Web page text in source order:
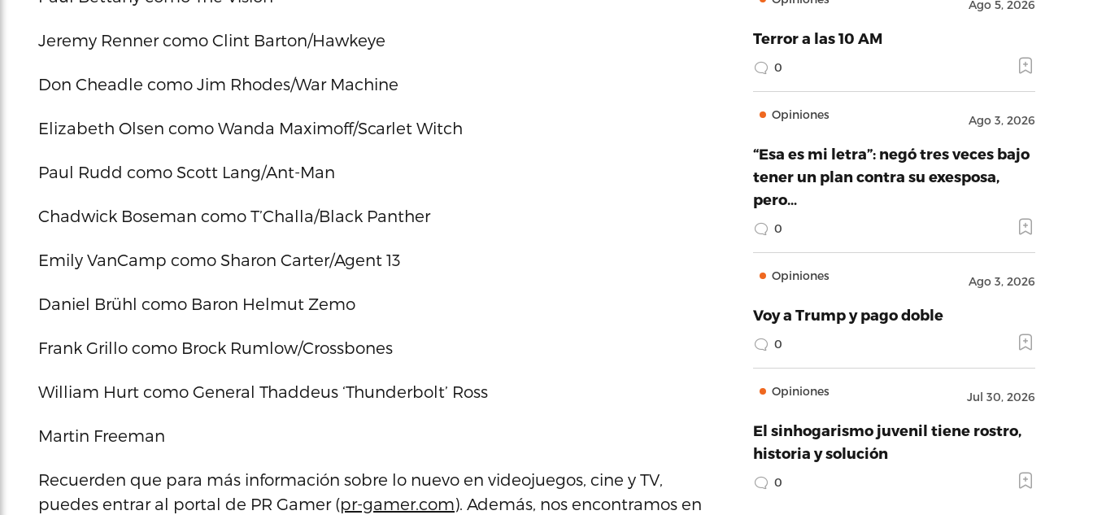
Jeremy Renner como Clint Barton/Hawkeye
Don Cheadle como Jim Rhodes/War Machine
Elizabeth Olsen como Wanda Maximoff/Scarlet Witch
Paul Rudd como Scott Lang/Ant-Man
Chadwick Boseman como T’Challa/Black Panther
Emily VanCamp como Sharon Carter/Agent 13
Daniel Brühl como Baron Helmut Zemo
Frank Grillo como Brock Rumlow/Crossbones
William Hurt como General Thaddeus ‘Thunderbolt’ Ross
Martin Freeman
Recuerden que para más información sobre lo nuevo en videojuegos, cine y TV,
puedes entrar al portal de PR Gamer (pr-gamer.com). Además, nos encontramos en
Ago 5, 2026
Terror a las 10 AM
0
Opiniones Ago 3, 2026
“Esa es mi letra”: negó tres veces bajo
tener un plan contra su exesposa,
pero…
0
Opiniones Ago 3, 2026
Voy a Trump y pago doble
0
Opiniones Jul 30, 2026
El sinhogarismo juvenil tiene rostro,
historia y solución
0